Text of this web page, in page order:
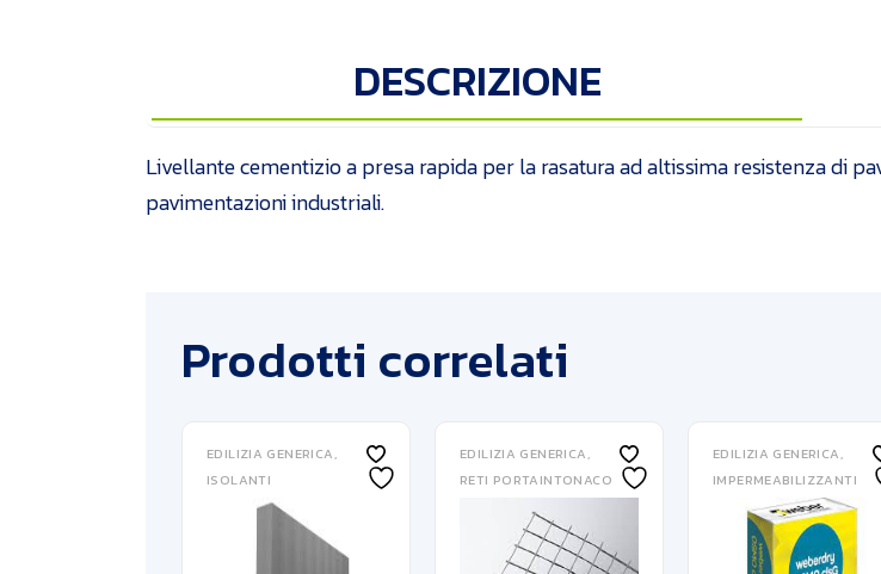
DESCRIZIONE
Livellante cementizio a presa rapida per la rasatura ad altissima resistenza di
pavimentazioni industriali.
Prodotti correlati
EDILIZIA GENERICA
ISOLANTI
EDILIZIA GENERICA
RETI PORTAINTONACO
EDILIZIA GENERICA
IMPERMEABILIZZANTI